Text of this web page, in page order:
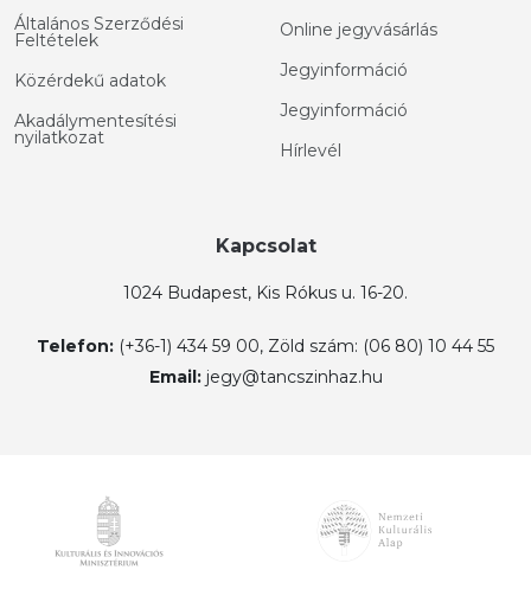
Általános Szerződési
Feltételek
Közérdekű adatok
Akadálymentesítési
nyilatkozat
Online jegyvásárlás
Jegyinformáció
Jegyinformáció
Hírlevél
Kapcsolat
1024 Budapest, Kis Rókus u. 16-20.
Telefon: (+36-1) 434 59 00, Zöld szám: (06 80) 10 44 55
Email: jegy@tancszinhaz.hu